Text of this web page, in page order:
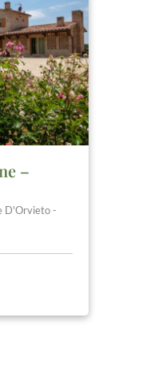
–
D'Orvieto -